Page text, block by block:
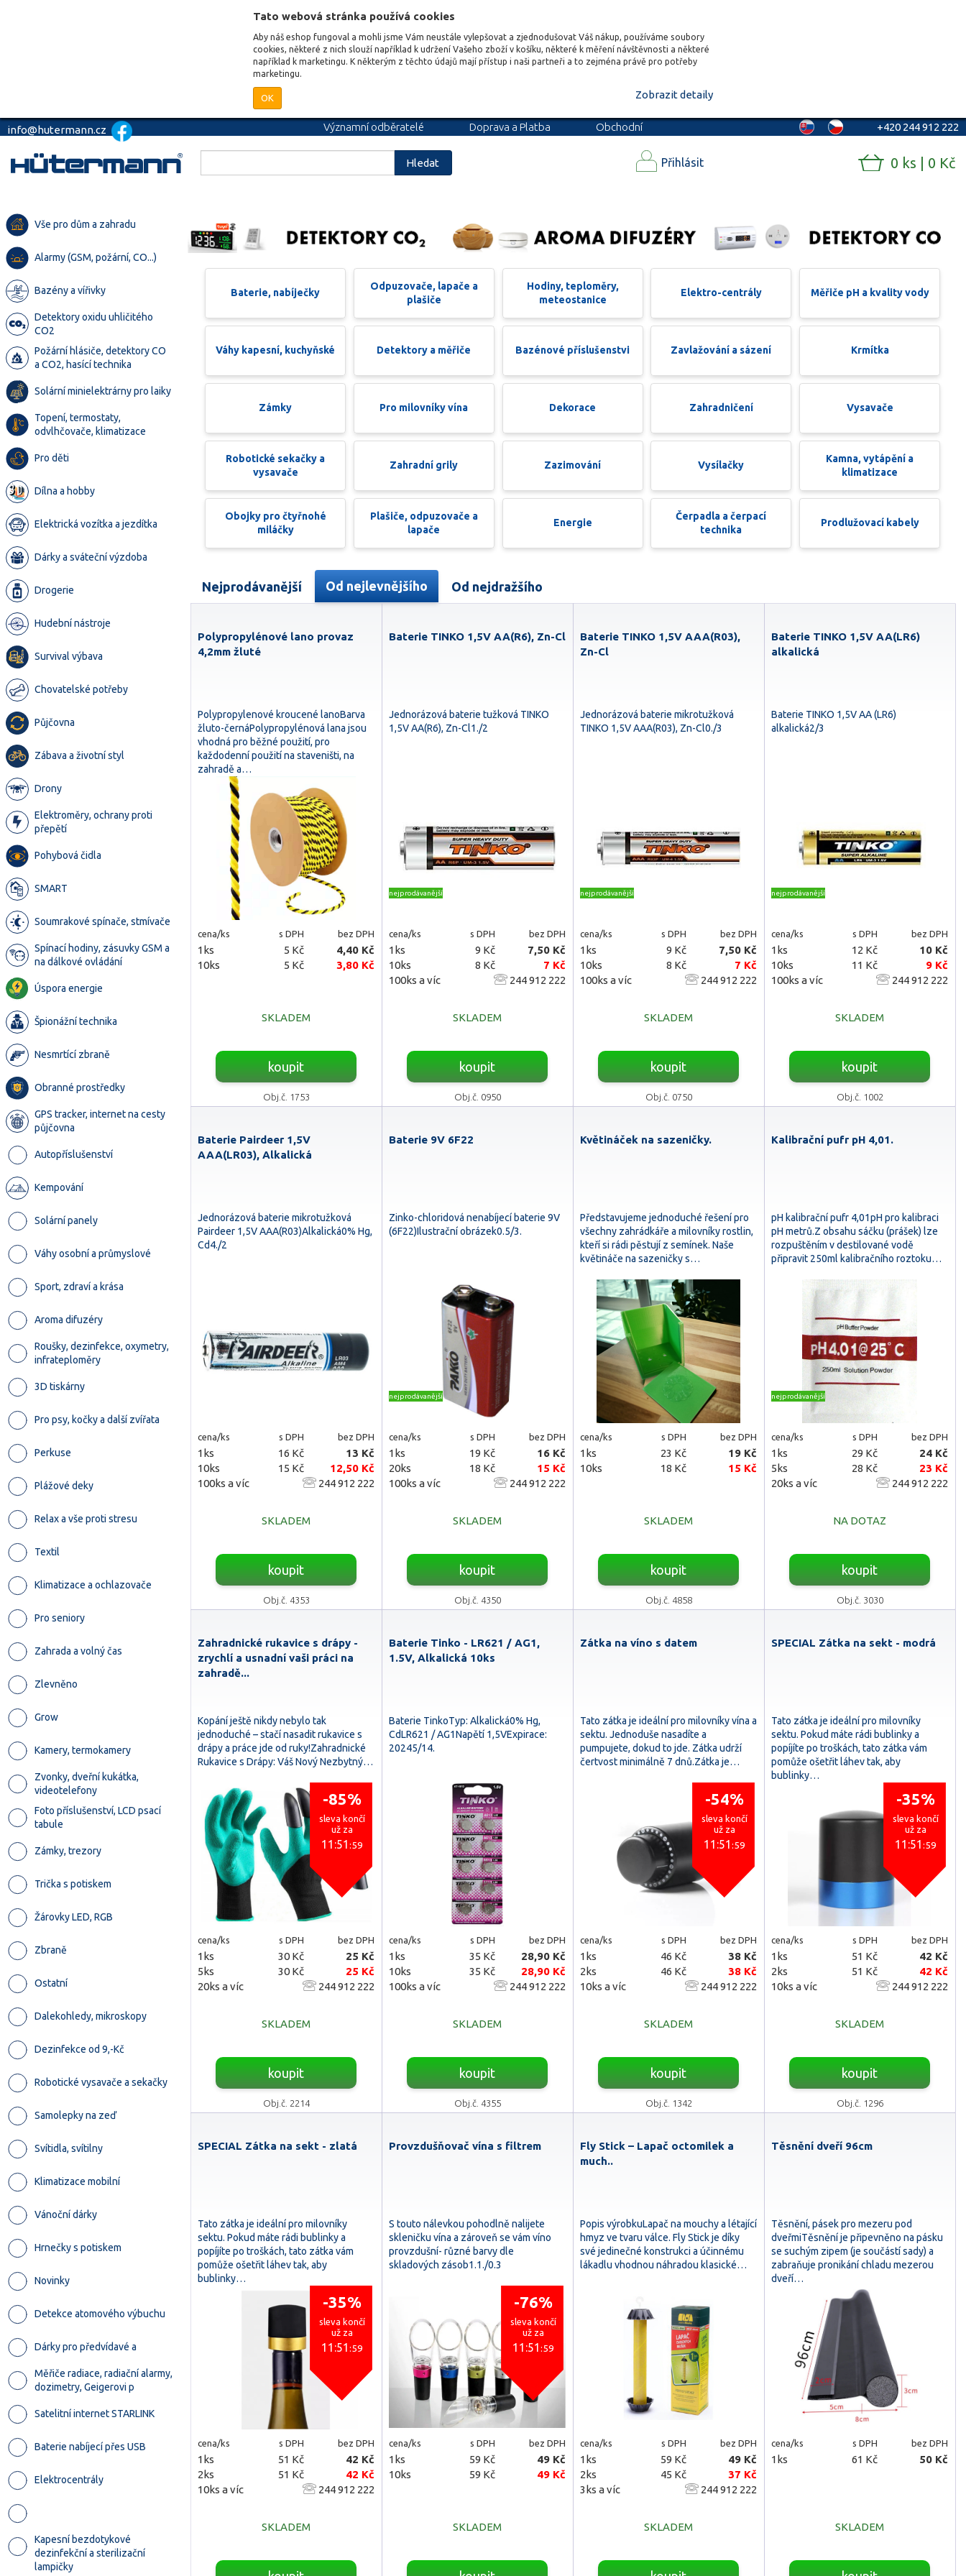
Tato webová stránka používá cookies
Aby náš eshop fungoval a mohli jsme Vám neustále vylepšovat a zjednodušovat Váš nákup, používáme soubory
cookies, některé z nich slouží například k udržení Vašeho zboží v košíku, některé k měření návštěvnosti a některé
například k marketingu. K některým z těchto údajů mají přístup i naši partneři a to zejména právě pro potřeby
marketingu.
OK Zobrazit detaily
info@hutermann.cz Významní odběratelé Doprava a Platba
Obchodní
+420 244 912 222
Hledat Přihlásit 0 ks | 0 Kč
Vše pro dům a zahradu
Alarmy (GSM, požární, CO...)
Bazény a vířivky
Detektory oxidu uhličitého
CO2
Požární hlásiče, detektory CO
a CO2, hasící technika
Solární minielektrárny pro laiky
Topení, termostaty,
odvlhčovače, klimatizace
Pro děti
Dílna a hobby
Elektrická vozítka a jezdítka
Dárky a sváteční výzdoba
Drogerie
Hudební nástroje
Survival výbava
Chovatelské potřeby
Půjčovna
Zábava a životní styl
Drony
Elektroměry, ochrany proti
přepětí
Pohybová čidla
SMART
Soumrakové spínače, stmívače
Spínací hodiny, zásuvky GSM a
na dálkové ovládání
Úspora energie
Špionážní technika
Nesmrtící zbraně
Obranné prostředky
GPS tracker, internet na cesty
půjčovna
Autopříslušenství
Kempování
Solární panely
Váhy osobní a průmyslové
Sport, zdraví a krása
Aroma difuzéry
Roušky, dezinfekce, oxymetry,
infrateploměry
3D tiskárny
Pro psy, kočky a další zvířata
Perkuse
Plážové deky
Relax a vše proti stresu
Textil
Klimatizace a ochlazovače
Pro seniory
Zahrada a volný čas
Zlevněno
Grow
Kamery, termokamery
Zvonky, dveřní kukátka,
videotelefony
Foto příslušenství, LCD psací
tabule
Zámky, trezory
Trička s potiskem
Žárovky LED, RGB
Zbraně
Ostatní
Dalekohledy, mikroskopy
Dezinfekce od 9,-Kč
Robotické vysavače a sekačky
Samolepky na zeď
Svítidla, svítilny
Klimatizace mobilní
Vánoční dárky
Hrnečky s potiskem
Novinky
Detekce atomového výbuchu
Dárky pro předvídavé a
Měřiče radiace, radiační alarmy,
dozimetry, Geigerovi p
Satelitní internet STARLINK
Baterie nabíjecí přes USB
Elektrocentrály
Kapesní bezdotykové
dezinfekční a sterilizační
lampičky
Baterie, nabíječky
Odpuzovače, lapače a
plašiče
Hodiny, teploměry,
meteostanice
Elektro-centrály Měřiče pH a kvality vody
Váhy kapesní, kuchyňské Detektory a měřiče Bazénové příslušenstvi Zavlažování a sázení Krmítka
Zámky Pro milovníky vína Dekorace Zahradničení Vysavače
Robotické sekačky a
vysavače
Zahradní grily Zazimování Vysílačky
Kamna, vytápění a
klimatizace
Obojky pro čtyřnohé
miláčky
Plašiče, odpuzovače a
lapače
Energie
Čerpadla a čerpací
technika
Prodlužovací kabely
Nejprodávanější Od nejlevnějšího Od nejdražšího
Polypropylénové lano provaz
4,2mm žluté
Polypropylenové kroucené lanoBarva
žluto-černáPolypropylénová lana jsou
vhodná pro běžné použití, pro
každodenní použití na staveništi, na
zahradě a…
cena/ks s DPH bez DPH
1ks 5 Kč
4,40 Kč
10ks
5 Kč 3,80 Kč
SKLADEM
koupit
Obj.č. 1753
Baterie TINKO 1,5V AA(R6), Zn-Cl
Jednorázová baterie tužková TINKO
1,5V AA(R6), Zn-Cl1./2
nejprodávanější
cena/ks s DPH bez DPH
1ks 9 Kč
7,50 Kč
10ks
8 Kč
7 Kč
100ks a víc
244 912 222
SKLADEM
koupit
Obj.č. 0950
Baterie TINKO 1,5V AAA(R03),
Zn-Cl
Jednorázová baterie mikrotužková
TINKO 1,5V AAA(R03), Zn-Cl0./3
nejprodávanější
cena/ks s DPH bez DPH
1ks 9 Kč
7,50 Kč
10ks
8 Kč
7 Kč
100ks a víc
244 912 222
SKLADEM
koupit
Obj.č. 0750
Baterie TINKO 1,5V AA(LR6)
alkalická
Baterie TINKO 1,5V AA (LR6)
alkalická2/3
nejprodávanější
cena/ks s DPH bez DPH
1ks 12 Kč
10 Kč
10ks
11 Kč
9 Kč
100ks a víc
244 912 222
SKLADEM
koupit
Obj.č. 1002
Baterie Pairdeer 1,5V
AAA(LR03), Alkalická
Jednorázová baterie mikrotužková
Pairdeer 1,5V AAA(R03)Alkalická0% Hg,
Cd4./2
cena/ks s DPH bez DPH
1ks 16 Kč
13 Kč
10ks
15 Kč
12,50 Kč
100ks a víc
244 912 222
SKLADEM
koupit
Obj.č. 4353
Baterie 9V 6F22
Zinko-chloridová nenabíjecí baterie 9V
(6F22)Ilustrační obrázek0.5/3.
nejprodávanější
cena/ks s DPH bez DPH
1ks 19 Kč
16 Kč
20ks
18 Kč
15 Kč
100ks a víc
244 912 222
SKLADEM
koupit
Obj.č. 4350
Květináček na sazeničky.
Představujeme jednoduché řešení pro
všechny zahrádkáře a milovníky rostlin,
kteří si rádi pěstují z semínek. Naše
květináče na sazeničky s…
cena/ks s DPH bez DPH
1ks 23 Kč
19 Kč
10ks
18 Kč 15 Kč
SKLADEM
koupit
Obj.č. 4858
Kalibrační pufr pH 4,01.
pH kalibrační pufr 4,01pH pro kalibraci
pH metrů.Z obsahu sáčku (prášek) lze
rozpuštěním v destilované vodě
připravit 250ml kalibračního roztoku…
nejprodávanější
cena/ks s DPH bez DPH
1ks 29 Kč
24 Kč
5ks
28 Kč
23 Kč
20ks a víc
244 912 222
NA DOTAZ
koupit
Obj.č. 3030
Zahradnické rukavice s drápy -
zrychlí a usnadní vaši práci na
zahradě...
Kopání ještě nikdy nebylo tak
jednoduché – stačí nasadit rukavice s
drápy a práce jde od ruky!Zahradnické
Rukavice s Drápy: Váš Nový Nezbytný…
-85%
sleva končí
už za
11:51:58
cena/ks s DPH bez DPH
1ks 30 Kč
25 Kč
5ks
30 Kč
25 Kč
20ks a víc
244 912 222
SKLADEM
koupit
Obj.č. 2214
Baterie Tinko - LR621 / AG1,
1.5V, Alkalická 10ks
Baterie TinkoTyp: Alkalická0% Hg,
CdLR621 / AG1Napětí 1,5VExpirace:
20245/14.
cena/ks s DPH bez DPH
1ks 35 Kč
28,90 Kč
10ks
35 Kč
28,90 Kč
100ks a víc
244 912 222
SKLADEM
koupit
Obj.č. 4355
Zátka na víno s datem
Tato zátka je ideální pro milovníky vína a
sektu. Jednoduše nasadíte a
pumpujete, dokud to jde. Zátka udrží
čertvost minimálně 7 dnů.Zátka je…
-54%
sleva končí
už za
11:51:58
cena/ks s DPH bez DPH
1ks 46 Kč
38 Kč
2ks
46 Kč
38 Kč
10ks a víc
244 912 222
SKLADEM
koupit
Obj.č. 1342
SPECIAL Zátka na sekt - modrá
Tato zátka je ideální pro milovníky
sektu. Pokud máte rádi bublinky a
popíjíte po troškách, tato zátka vám
pomůže ošetřit láhev tak, aby
bublinky…
-35%
sleva končí
už za
11:51:58
cena/ks s DPH bez DPH
1ks 51 Kč
42 Kč
2ks
51 Kč
42 Kč
10ks a víc
244 912 222
SKLADEM
koupit
Obj.č. 1296
SPECIAL Zátka na sekt - zlatá
Tato zátka je ideální pro milovníky
sektu. Pokud máte rádi bublinky a
popíjíte po troškách, tato zátka vám
pomůže ošetřit láhev tak, aby
bublinky…
-35%
sleva končí
už za
11:51:58
cena/ks s DPH bez DPH
1ks 51 Kč
42 Kč
2ks
51 Kč
42 Kč
10ks a víc
244 912 222
SKLADEM
Provzdušňovač vína s filtrem
S touto nálevkou pohodlně nalijete
skleničku vína a zároveň se vám víno
provzdušní- různé barvy dle
skladových zásob1.1./0.3
-76%
sleva končí
už za
11:51:58
cena/ks s DPH bez DPH
1ks 59 Kč
49 Kč
10ks
59 Kč 49 Kč
SKLADEM
Fly Stick – Lapač octomilek a
much..
Popis výrobkuLapač na mouchy a létající
hmyz ve tvaru válce. Fly Stick je díky
své jedinečné konstrukci a účinnému
lákadlu vhodnou náhradou klasické…
cena/ks s DPH bez DPH
1ks 59 Kč
49 Kč
2ks
45 Kč
37 Kč
3ks a víc
244 912 222
SKLADEM
Těsnění dveří 96cm
Těsnění, pásek pro mezeru pod
dveřmiTěsnění je připevněno na pásku
se suchým zipem (je součástí sady) a
zabraňuje pronikání chladu mezerou
dveří…
cena/ks s DPH bez DPH
1ks 61 Kč 50 Kč
SKLADEM